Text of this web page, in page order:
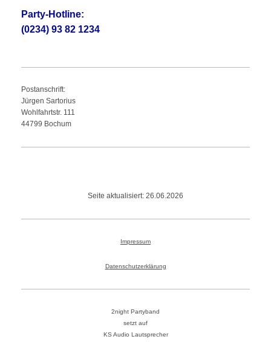
Party-Hotline:
(0234) 93 82 1234
Postanschrift:
Jürgen Sartorius
Wohlfahrtstr. 111
44799 Bochum
Seite aktualisiert: 26.06.2026
Impressum
Datenschutzerklärung
2night Partyband
setzt auf
KS Audio Lautsprecher